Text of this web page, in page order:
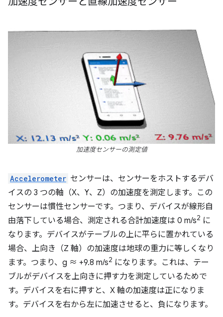
加速度センサーの測定値
Accelerometer センサーは、センサーをホストするデバ
イスの 3 つの軸（X、Y、Z）の加速度を測定します。この
センサーは慣性センサーです。つまり、デバイスが線形自
由落下している場合、測定される合計加速度は 0 m/s2 に
なります。デバイスがテーブルの上に平らに置かれている
場合、上向き（Z 軸）の加速度は地球の重力に等しくなり
ます。つまり、g ≈ +9.8 m/s2 になります。これは、テー
ブルがデバイスを上向きに押す力を測定しているためで
す。デバイスを右に押すと、X 軸の加速度は正になりま
す。デバイスを右から左に加速させると、負になります。